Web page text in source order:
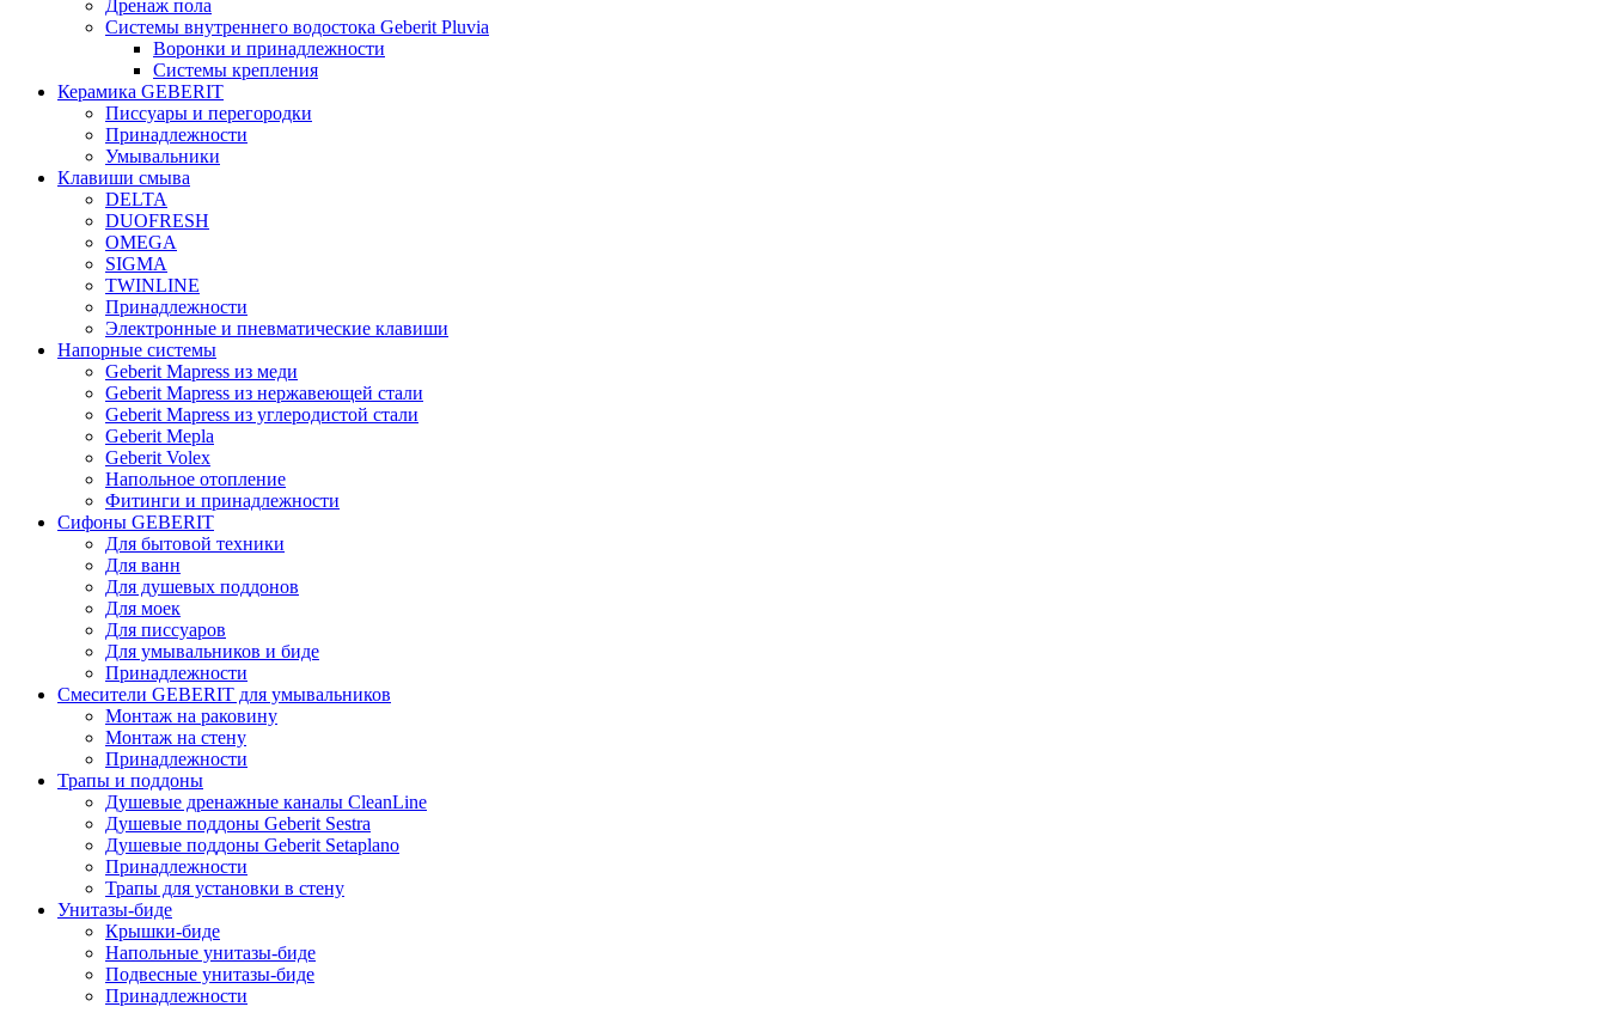
Дренаж пола
Системы внутреннего водостока Geberit Pluvia
Воронки и принадлежности
Системы крепления
Керамика GEBERIT
Писсуары и перегородки
Принадлежности
Умывальники
Клавиши смыва
DELTA
DUOFRESH
OMEGA
SIGMA
TWINLINE
Принадлежности
Электронные и пневматические клавиши
Напорные системы
Geberit Mapress из меди
Geberit Mapress из нержавеющей стали
Geberit Mapress из углеродистой стали
Geberit Mepla
Geberit Volex
Напольное отопление
Фитинги и принадлежности
Сифоны GEBERIT
Для бытовой техники
Для ванн
Для душевых поддонов
Для моек
Для писсуаров
Для умывальников и биде
Принадлежности
Смесители GEBERIT для умывальников
Монтаж на раковину
Монтаж на стену
Принадлежности
Трапы и поддоны
Душевые дренажные каналы CleanLine
Душевые поддоны Geberit Sestra
Душевые поддоны Geberit Setaplano
Принадлежности
Трапы для установки в стену
Унитазы-биде
Крышки-биде
Напольные унитазы-биде
Подвесные унитазы-биде
Принадлежности